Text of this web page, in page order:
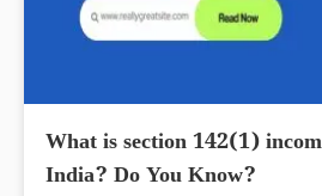
What is section 142(1)
India? Do You Know?